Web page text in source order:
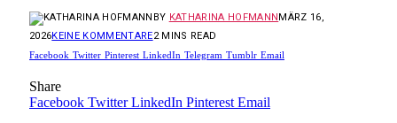
BY KATHARINA HOFMANNMÄRZ 16,
2026KEINE KOMMENTARE2 MINS READ
Facebook Twitter Pinterest LinkedIn Telegram Tumblr Email
Share
Facebook Twitter LinkedIn Pinterest Email